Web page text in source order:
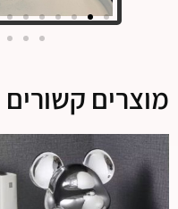
מוצרים קשורים